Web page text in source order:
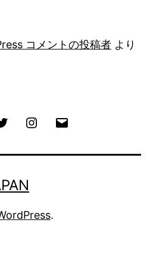
コメントの投稿者 より
Twitter Instagram
.